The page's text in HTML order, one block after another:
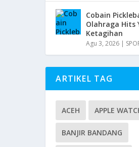
Cobain
Olahraga Hits
Ketagihan
Agu 3, 2026 |
ARTIKEL TAG
ACEH APPLE
BANJIR BANDANG